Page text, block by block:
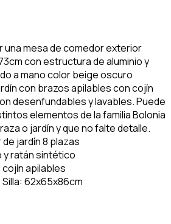
mesa de comedor exterior
con estructura de aluminio y
a mano color beige oscuro
con brazos apilables con cojín
desenfundables y lavables. Puede
elementos de la familia Bolonia
o jardín y que no falte detalle.
jardín 8 plazas
y ratán sintético
apilables
62x65x86cm